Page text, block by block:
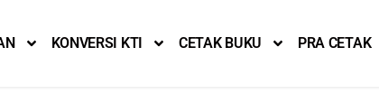
KONVERSI KTI CETAK BUKU PRA CETAK